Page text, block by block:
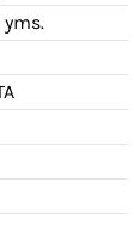
yms.